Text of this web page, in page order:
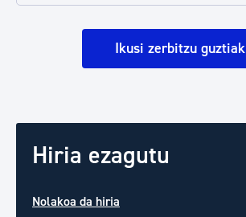
Ikusi zerbitzu guztiak
Hiria ezagutu
Nolakoa da hiria